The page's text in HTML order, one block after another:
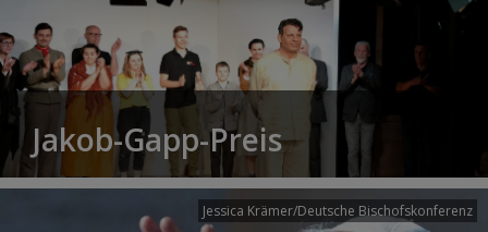
Jakob-Gapp-Preis
Jessica Krämer/Deutsche Bischofskonferenz